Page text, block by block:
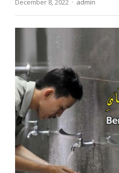
December 8, 2022
admin